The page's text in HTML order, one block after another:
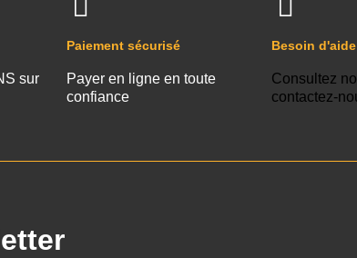
sur
Paiement sécurisé
Payer en ligne en toute
confiance
Besoin
Consultez
contactez-